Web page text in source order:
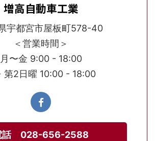
増高自動車工業
宇都宮市屋板町578-40
＜営業時間＞
月〜金 9:00 - 18:00
第2日曜 10:00 - 18:00
話 028-656-2588